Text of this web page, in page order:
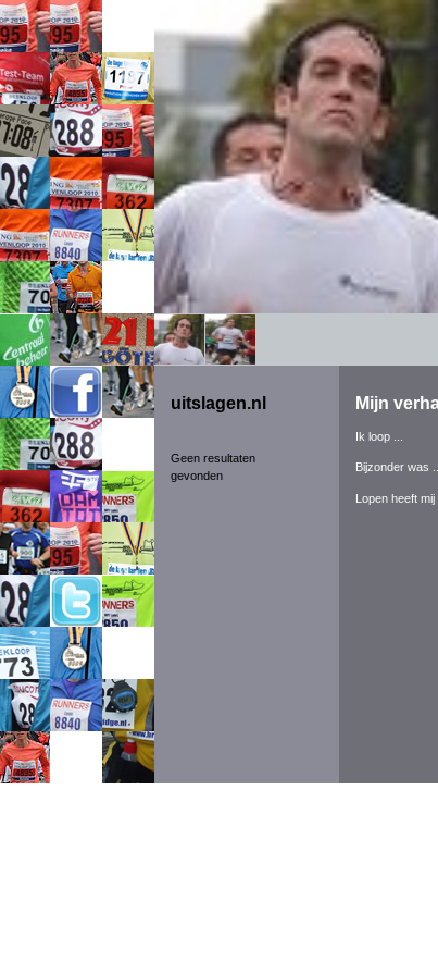
uitslagen.nl
Geen resultaten
gevonden
Mijn
Ik loop ...
Bijzonder was ...
Lopen heeft mij